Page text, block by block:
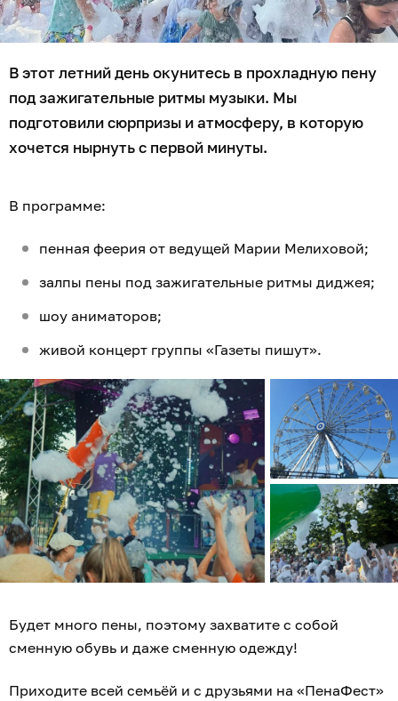
В этот летний день окунитесь в прохладную пену
под зажигательные ритмы музыки. Мы
подготовили сюрпризы и атмосферу, в которую
хочется нырнуть с первой минуты.
В программе:
пенная феерия от ведущей Марии Мелиховой;
залпы пены под зажигательные ритмы диджея;
шоу аниматоров;
живой концерт группы «Газеты пишут».
Будет много пены, поэтому захватите с собой
сменную обувь и даже сменную одежду!
Приходите всей семьёй и с друзьями на «ПенаФест»